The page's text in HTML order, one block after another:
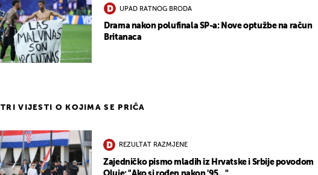
UPAD RATNOG BRODA
Drama nakon polufinala SP-a: Nove optužbe na račun
Britanaca
TRI VIJESTI O KOJIMA SE PRIČA
REZULTAT RAZMJENE
Zajedničko pismo mladih iz Hrvatske i Srbije povodom